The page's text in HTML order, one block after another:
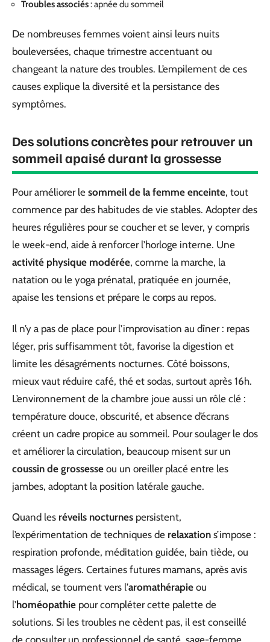
Troubles associés: apnée du sommeil
De nombreuses femmes voient ainsi leurs nuits
bouleversées, chaque trimestre accentuant ou
changeant la nature des troubles. L’empilement de ces
causes explique la diversité et la persistance des
symptômes.
Des solutions concrètes pour retrouver un
sommeil apaisé durant la grossesse
Pour améliorer le sommeil de la femme enceinte, tout
commence par des habitudes de vie stables. Adopter des
heures régulières pour se coucher et se lever, y compris
le week-end, aide à renforcer l’horloge interne. Une
activité physique modérée, comme la marche, la
natation ou le yoga prénatal, pratiquée en journée,
apaise les tensions et prépare le corps au repos.
Il n’y a pas de place pour l’improvisation au dîner : repas
léger, pris suffisamment tôt, favorise la digestion et
limite les désagréments nocturnes. Côté boissons,
mieux vaut réduire café, thé et sodas, surtout après 16h.
L’environnement de la chambre joue aussi un rôle clé :
température douce, obscurité, et absence d’écrans
créent un cadre propice au sommeil. Pour soulager le dos
et améliorer la circulation, beaucoup misent sur un
coussin de grossesse ou un oreiller placé entre les
jambes, adoptant la position latérale gauche.
Quand les réveils nocturnes persistent,
l’expérimentation de techniques de relaxation s’impose :
respiration profonde, méditation guidée, bain tiède, ou
massages légers. Certaines futures mamans, après avis
médical, se tournent vers l’aromathérapie ou
l’homéopathie pour compléter cette palette de
solutions. Si les troubles ne cèdent pas, il est conseillé
de consulter un professionnel de santé, sage-femme,